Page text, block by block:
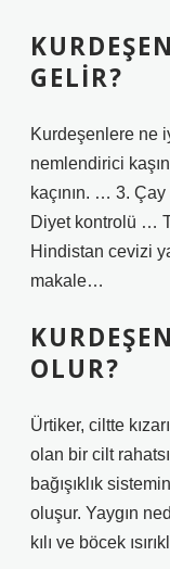
GELIR?
Kurdeşenlere ne
nemlendirici
kaçının. … 3.
Diyet kontrolü …
Hindistan cevizi
makale…
OLUR?
Ürtiker, ciltte
olan bir cilt
bağışıklık
oluşur. Yaygın
kılı ve böcek